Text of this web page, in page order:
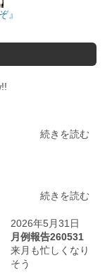
』
続きを読む
続きを読む
2026年5月31日
月例報告260531
来月も忙しくなり
そう